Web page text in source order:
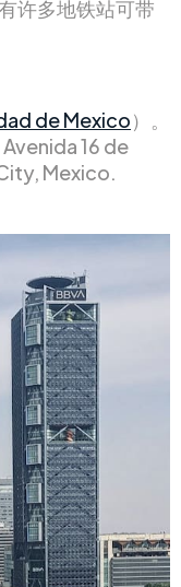
许多地铁站可带
de Mexico）。
16 de
Mexico.